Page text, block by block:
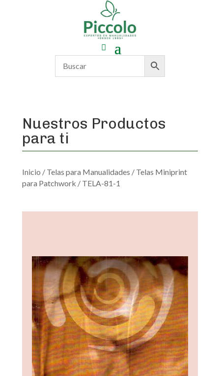
Nuestros Productos
para ti
Inicio / Telas para Manualidades / Telas Miniprint
para Patchwork / TELA-81-1